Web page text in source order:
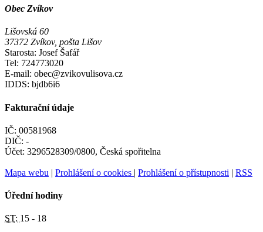
Obec Zvíkov
Lišovská 60
37372 Zvíkov, pošta Lišov
Starosta: Josef Šafář
Tel: 724773020
E-mail: obec@zvikovulisova.cz
IDDS: bjdb6i6
Fakturační údaje
IČ: 00581968
DIČ: -
Účet: 3296528309/0800, Česká spořitelna
Mapa webu | Prohlášení o cookies | Prohlášení o přístupnosti | RSS
Úřední hodiny
ST: 15 - 18